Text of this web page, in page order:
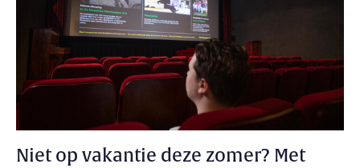
Niet op vakantie deze zomer? Met